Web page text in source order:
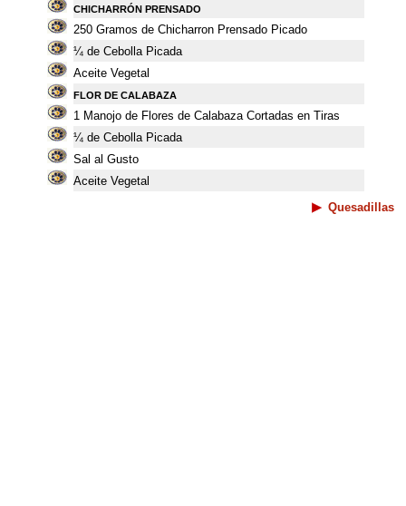
CHICHARRÓN PRENSADO
250 Gramos de Chicharron Prensado Picado
¼ de Cebolla Picada
Aceite Vegetal
FLOR DE CALABAZA
1 Manojo de Flores de Calabaza Cortadas en Tiras
¼ de Cebolla Picada
Sal al Gusto
Aceite Vegetal
Quesadillas